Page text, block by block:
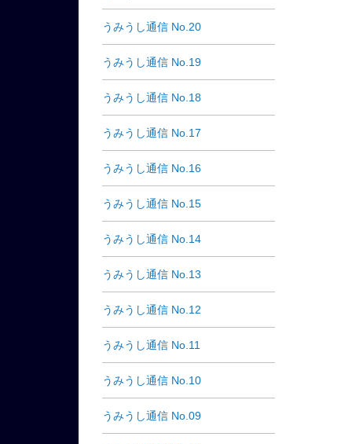
うみうし通信 No.20
うみうし通信 No.19
うみうし通信 No.18
うみうし通信 No.17
うみうし通信 No.16
うみうし通信 No.15
うみうし通信 No.14
うみうし通信 No.13
うみうし通信 No.12
うみうし通信 No.11
うみうし通信 No.10
うみうし通信 No.09